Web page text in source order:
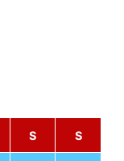
S S